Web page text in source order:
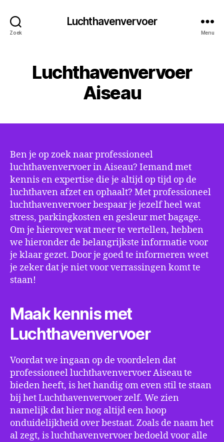
Zoek
Luchthavenvervoer
Menu
Luchthavenvervoer
Aiseau
Ben je op zoek naar professioneel
luchthavenvervoer in Aiseau? Iemand met
kennis en expertise die je altijd op tijd op de
luchthaven afzet en ophaalt? Met professioneel
luchthavenvervoer bespaar je jezelf heel wat
stress, parkingkosten en gesleur met bagage.
Om je hierover wat meer te vertellen, hebben
we hieronder de belangrijkste informatie voor
je klaar gezet. Door je goed te informeren weet
je zeker dat je niet voor verrassingen komt te
staan!
Maak kennis met
Luchthavenvervoer
Voordat we ingaan op de voordelen dat
professioneel luchthavenvervoer Aiseau te
bieden heeft, is het handig om even stil te staan
bij het Luchthavenvervoer zelf. We zien
namelijk dat hier nog altijd een hoop
onduidelijkheid over bestaat. Zoals de naam het
al zegt, is luchthavenvervoer bedoeld voor alle